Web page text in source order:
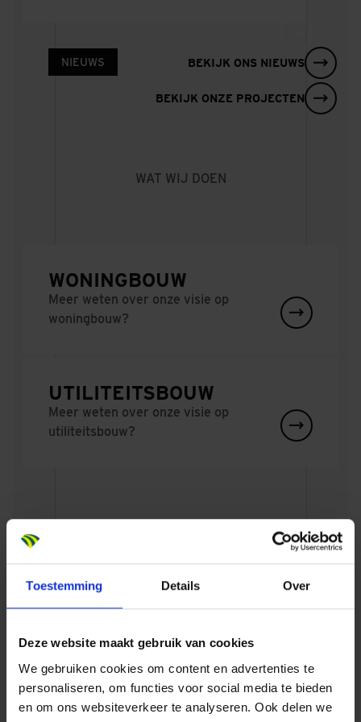
Toestemming Details Over
Deze website maakt gebruik van cookies
We gebruiken cookies om content en advertenties te
personaliseren, om functies voor social media te bieden
en om ons websiteverkeer te analyseren. Ook delen we
NIEUWS
geven we het een
BEKIJK ONS NIEUWS
BEKIJK ONZE PROJECTEN
WAT WIJ DOEN
WONINGBOUW
Meer weten over onze visie op
woningbouw?
UTILITEITSBOUW
Meer weten over onze visie op
utiliteitsbouw?
Vragen? onze specialisten helpen je graag!